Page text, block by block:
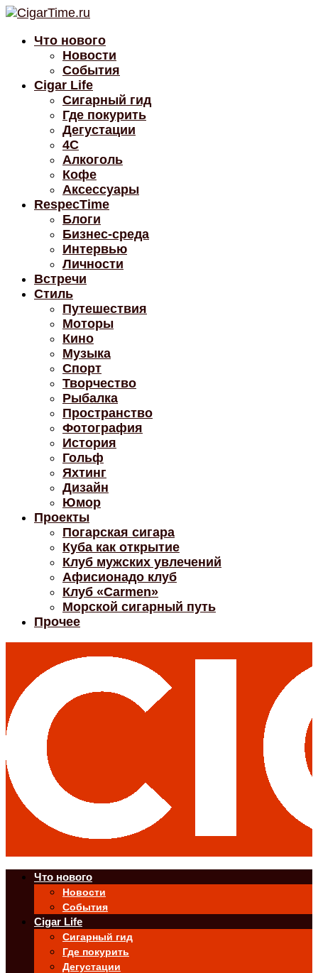
Что нового
Новости
События
Cigar Life
Сигарный гид
Где покурить
Дегустации
4C
Алкоголь
Кофе
Аксессуары
RespecTime
Блоги
Бизнес-среда
Интервью
Личности
Встречи
Стиль
Путешествия
Моторы
Кино
Музыка
Спорт
Творчество
Рыбалка
Пространство
Фотография
История
Гольф
Яхтинг
Дизайн
Юмор
Проекты
Погарская сигара
Куба как открытие
Клуб мужских увлечений
Афисионадо клуб
Клуб «Carmen»
Морской сигарный путь
Прочее
Что нового
Новости
События
Cigar Life
Сигарный гид
Где покурить
Дегустации